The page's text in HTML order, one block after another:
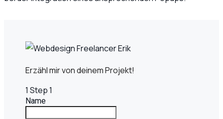
Erzähl mir von deinem Projekt!
1 Step 1
Name